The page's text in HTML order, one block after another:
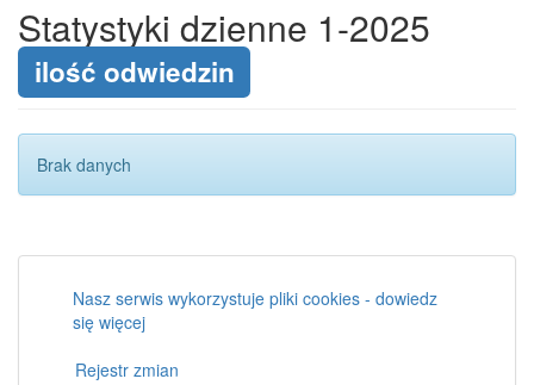
Statystyki dzienne 1-2025
ilość odwiedzin
Brak danych
Nasz serwis wykorzystuje pliki cookies - dowiedz
się więcej
Rejestr zmian